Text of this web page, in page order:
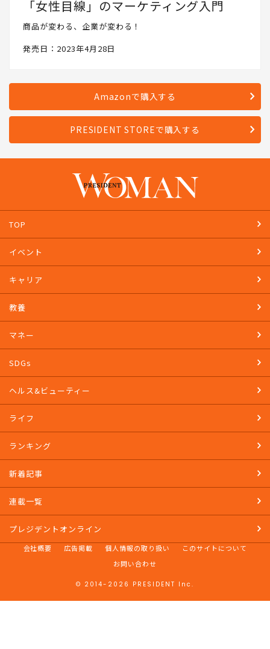
「女性目線」のマーケティング入門
商品が変わる、企業が変わる！
発売日：2023年4月28日
Amazonで購入する
PRESIDENT STOREで購入する
TOP
イベント
キャリア
教養
マネー
SDGs
ヘルス&ビューティー
ライフ
ランキング
新着記事
連載一覧
プレジデントオンライン
会社概要 広告掲載 個人情報の取り扱い
このサイトについて
お問い合わせ
© 2014-2026 PRESIDENT Inc.